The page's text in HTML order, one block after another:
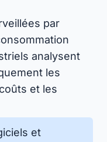
par
analysent
les
et les
et